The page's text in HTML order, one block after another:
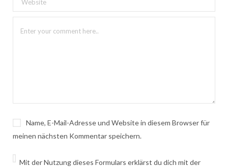
Name, E-Mail-Adresse und Website in diesem Browser für
meinen nächsten Kommentar speichern.
Mit der Nutzung dieses Formulars erklärst du dich mit der